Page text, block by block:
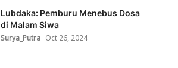
Lubdaka: Pemburu Menebus Dosa
di Malam Siwa
Surya_Putra Oct 26, 2024